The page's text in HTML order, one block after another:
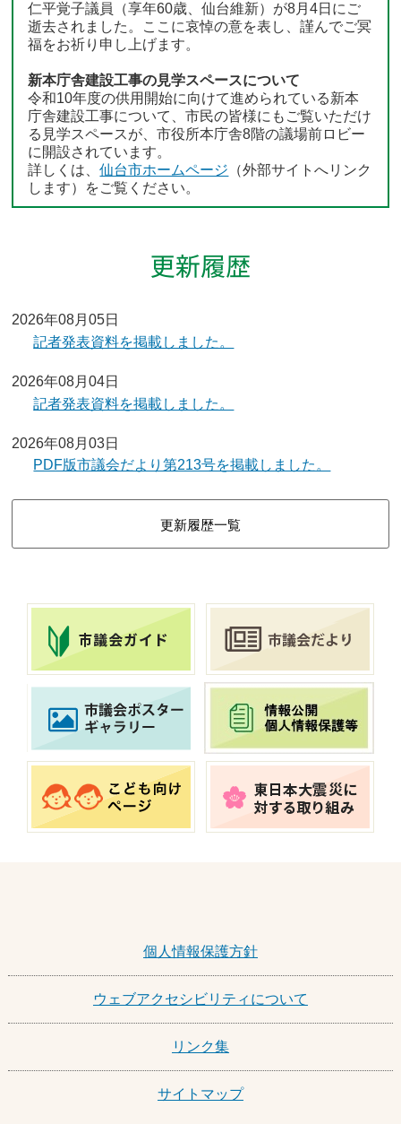
仁平覚子議員（享年60歳、仙台維新）が8月4日にご
逝去されました。ここに哀悼の意を表し、謹んでご冥
福をお祈り申し上げます。
新本庁舎建設工事の見学スペースについて
令和10年度の供用開始に向けて進められている新本
庁舎建設工事について、市民の皆様にもご覧いただけ
る見学スペースが、市役所本庁舎8階の議場前ロビー
に開設されています。
詳しくは、仙台市ホームページ （外部サイトへリンク
します）をご覧ください。
2026年08月05日
記者発表資料を掲載しました。
2026年08月04日
記者発表資料を掲載しました。
2026年08月03日
PDF版市議会だより第213号を掲載しました。
更新履歴一覧
個人情報保護方針
ウェブアクセシビリティについて
リンク集
サイトマップ